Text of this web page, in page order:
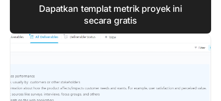
Dapatkan templat metrik proyek ini
secara gratis